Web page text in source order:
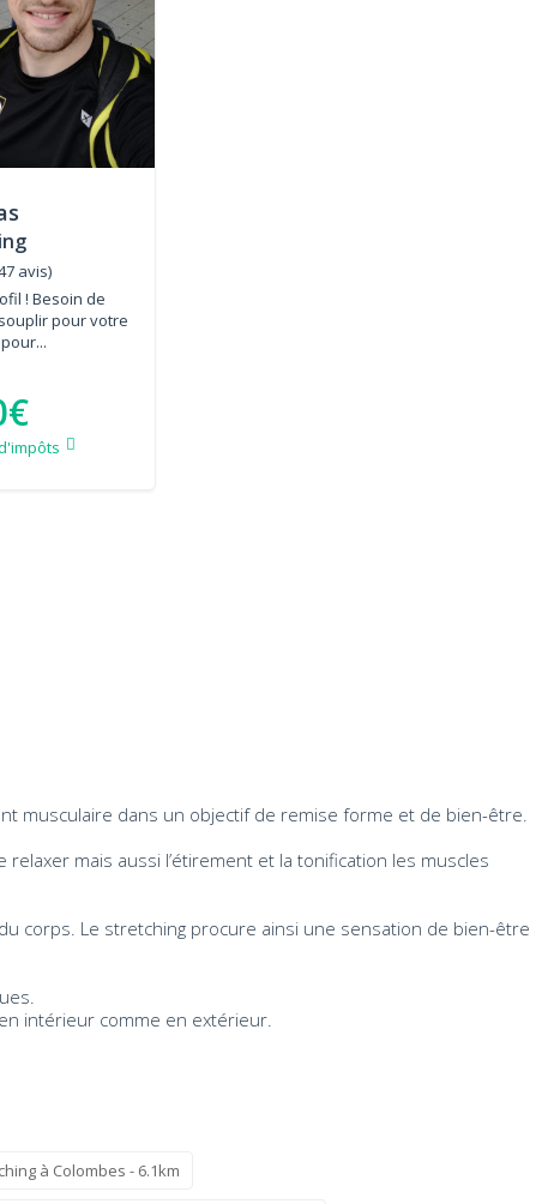
avis)
! Besoin de
pour votre
musculaire dans un objectif de remise forme et de bien-être.
mais aussi l’étirement et la tonification les muscles
corps. Le stretching procure ainsi une sensation de bien-être
intérieur comme en extérieur.
à Colombes - 6.1km